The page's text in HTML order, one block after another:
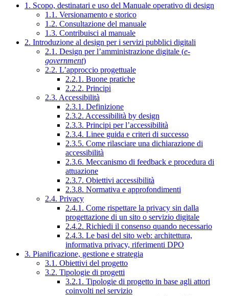
1. Scopo, destinatari e uso del Manuale operativo di design
1.1. Versionamento e storico
1.2. Consultazione del manuale
1.3. Contribuisci al manuale
2. Introduzione al design per i servizi pubblici digitali
2.1. Design per l’amministrazione digitale (e-
government)
2.2. L’approccio progettuale
2.2.1. Buone pratiche
2.2.2. Principi
2.3. Accessibilità
2.3.1. Definizione
2.3.2. Accessibilità by design
2.3.3. Principi per l’accessibilità
2.3.4. Linee guida e criteri di successo
2.3.5. Come rilasciare una dichiarazione di
accessibilità
2.3.6. Meccanismo di feedback e procedura di
attuazione
2.3.7. Obiettivi accessibilità
2.3.8. Normativa e approfondimenti
2.4. Privacy
2.4.1. Come rispettare la privacy sin dalla
progettazione di un sito o servizio digitale
2.4.2. Richiedi il consenso quando necessario
2.4.3. Le basi del sito web: architettura,
informativa privacy, riferimenti DPO
3. Pianificazione, gestione e strategia
3.1. Obiettivi del progetto
3.2. Tipologie di progetti
3.2.1. Tipologie di progetto in base agli attori
coinvolti nel servizio